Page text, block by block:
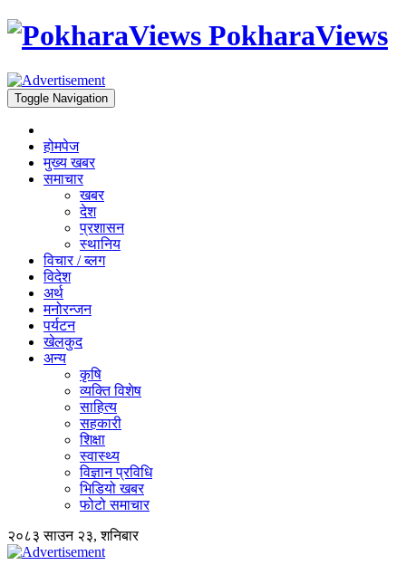
PokharaViews
Toggle Navigation
होमपेज
मुख्य खबर
समाचार
खबर
देश
प्रशासन
स्थानिय
विचार / ब्लग
विदेश
अर्थ
मनोरन्जन
पर्यटन
खेलकुद
अन्य
कृषि
व्यक्ति विशेष
साहित्य
सहकारी
शिक्षा
स्वास्थ्य
विज्ञान प्रविधि
भिडियो खबर
फोटो समाचार
२०८३ साउन २३, शनिबार